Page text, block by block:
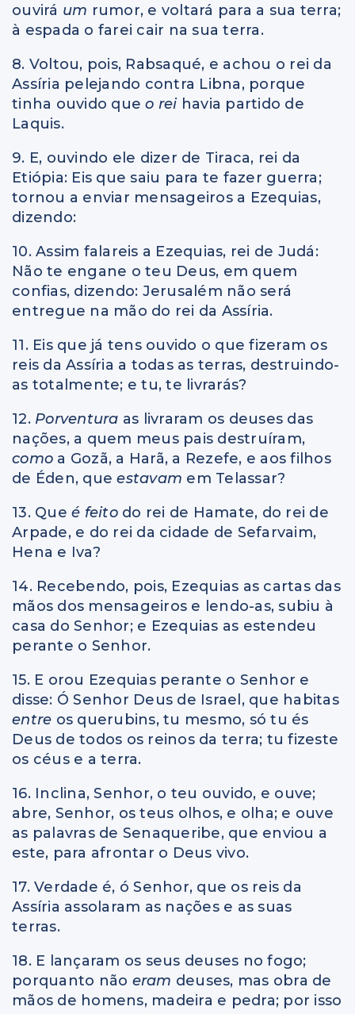
ouvirá um rumor, e voltará para a sua terra;
à espada o farei cair na sua terra.
8. Voltou, pois, Rabsaqué, e achou o rei da
Assíria pelejando contra Libna, porque
tinha ouvido queo rei havia partido de
Laquis.
9. E, ouvindo ele dizer de Tiraca, rei da
Etiópia: Eis que saiu para te fazer guerra;
tornou a enviar mensageiros a Ezequias,
dizendo:
10. Assim falareis a Ezequias, rei de Judá:
Não te engane o teu Deus, em quem
confias, dizendo: Jerusalém não será
entregue na mão do rei da Assíria.
11. Eis que já tens ouvido o que fizeram os
reis da Assíria a todas as terras, destruindo-
as totalmente; e tu, te livrarás?
12. Porventura as livraram os deuses das
nações, a quem meus pais destruíram,
como a Gozã, a Harã, a Rezefe, e aos filhos
de Éden, queestavam em Telassar?
13. Que é feito do rei de Hamate, do rei de
Arpade, e do rei da cidade de Sefarvaim,
Hena e Iva?
14. Recebendo, pois, Ezequias as cartas das
mãos dos mensageiros e lendo-as, subiu à
casa do Senhor; e Ezequias as estendeu
perante o Senhor.
15. E orou Ezequias perante o Senhor e
disse: Ó Senhor Deus de Israel, que habitas
entre os querubins, tu mesmo, só tu és
Deus de todos os reinos da terra; tu fizeste
os céus e a terra.
16. Inclina, Senhor, o teu ouvido, e ouve;
abre, Senhor, os teus olhos, e olha; e ouve
as palavras de Senaqueribe, que enviou a
este, para afrontar o Deus vivo.
17. Verdade é, ó Senhor, que os reis da
Assíria assolaram as nações e as suas
terras.
18. E lançaram os seus deuses no fogo;
porquanto não eram deuses, mas obra de
mãos de homens, madeira e pedra; por isso